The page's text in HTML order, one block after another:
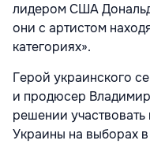
лидером США
они с артистом
категориях».
Герой украинского
и продюсер
решении участвовать
Украины на выборах